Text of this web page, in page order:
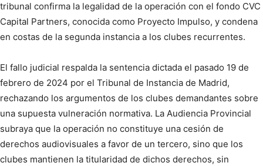
tribunal confirma la legalidad de la operación con el fondo CVC
Capital Partners, conocida como Proyecto Impulso, y condena
en costas de la segunda instancia a los clubes recurrentes.
El fallo judicial respalda la sentencia dictada el pasado 19 de
febrero de 2024 por el Tribunal de Instancia de Madrid,
rechazando los argumentos de los clubes demandantes sobre
una supuesta vulneración normativa. La Audiencia Provincial
subraya que la operación no constituye una cesión de
derechos audiovisuales a favor de un tercero, sino que los
clubes mantienen la titularidad de dichos derechos, sin